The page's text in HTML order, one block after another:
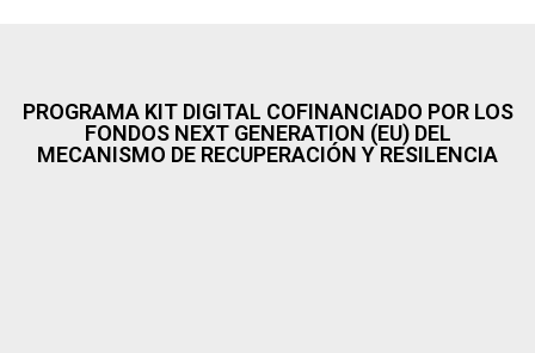
PROGRAMA KIT DIGITAL COFINANCIADO POR LOS
FONDOS NEXT GENERATION (EU) DEL
MECANISMO DE RECUPERACIÓN Y RESILENCIA